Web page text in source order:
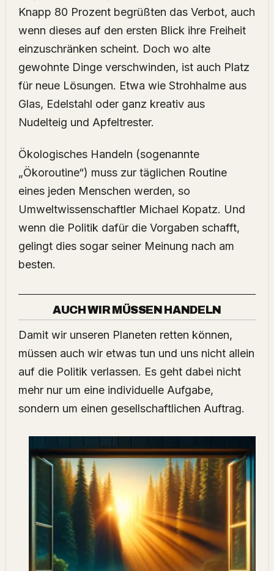
Knapp 80 Prozent begrüßten das Verbot, auch
wenn dieses auf den ersten Blick ihre Freiheit
einzuschränken scheint. Doch wo alte
gewohnte Dinge verschwinden, ist auch Platz
für neue Lösungen. Etwa wie Strohhalme aus
Glas, Edelstahl oder ganz kreativ aus
Nudelteig und Apfeltrester.
Ökologisches Handeln (sogenannte
„Ökoroutine“) muss zur täglichen Routine
eines jeden Menschen werden, so
Umweltwissenschaftler Michael Kopatz. Und
wenn die Politik dafür die Vorgaben schafft,
gelingt dies sogar seiner Meinung nach am
besten.
AUCH WIR MÜSSEN HANDELN
Damit wir unseren Planeten retten können,
müssen auch wir etwas tun und uns nicht allein
auf die Politik verlassen. Es geht dabei nicht
mehr nur um eine individuelle Aufgabe,
sondern um einen gesellschaftlichen Auftrag.